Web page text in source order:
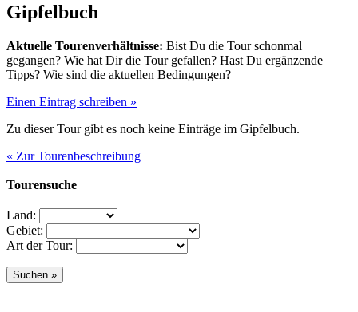
Gipfelbuch
Aktuelle Tourenverhältnisse: Bist Du die Tour schonmal
gegangen? Wie hat Dir die Tour gefallen? Hast Du ergänzende
Tipps? Wie sind die aktuellen Bedingungen?
Einen Eintrag schreiben »
Zu dieser Tour gibt es noch keine Einträge im Gipfelbuch.
« Zur Tourenbeschreibung
Tourensuche
Land:
Gebiet:
Art der Tour: